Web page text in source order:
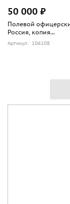
50 000 ₽
Полевой
Россия, копия...
Артикул: 106108